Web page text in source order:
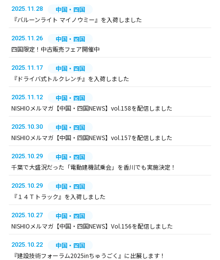
2025.11.28
中国・四国
『バルーンライト マイノウミー』を入荷しました
2025.11.26
中国・四国
四国限定！中古販売フェア開催中
2025.11.17
中国・四国
『ドライバ式トルクレンチ』を入荷しました
2025.11.12
中国・四国
NISHIOメルマガ【中国・四国NEWS】vol.158を配信しました
2025.10.30
中国・四国
NISHIOメルマガ【中国・四国NEWS】vol.157を配信しました
2025.10.29
中国・四国
千葉で大盛況だった「電動建機試乗会」を香川でも実施決定！
2025.10.29
中国・四国
『１４Ｔトラック』を入荷しました
2025.10.27
中国・四国
NISHIOメルマガ【中国・四国NEWS】Vol.156を配信しました
2025.10.22
中国・四国
『建設技術フォーラム2025inちゅうごく』に出展します！